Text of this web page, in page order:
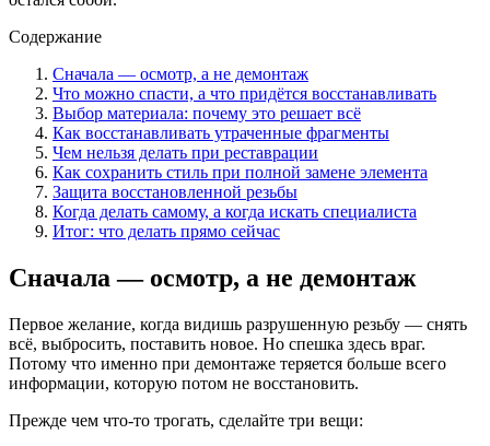
Содержание
Сначала — осмотр, а не демонтаж
Что можно спасти, а что придётся восстанавливать
Выбор материала: почему это решает всё
Как восстанавливать утраченные фрагменты
Чем нельзя делать при реставрации
Как сохранить стиль при полной замене элемента
Защита восстановленной резьбы
Когда делать самому, а когда искать специалиста
Итог: что делать прямо сейчас
Сначала — осмотр, а не демонтаж
Первое желание, когда видишь разрушенную резьбу — снять
всё, выбросить, поставить новое. Но спешка здесь враг.
Потому что именно при демонтаже теряется больше всего
информации, которую потом не восстановить.
Прежде чем что-то трогать, сделайте три вещи: